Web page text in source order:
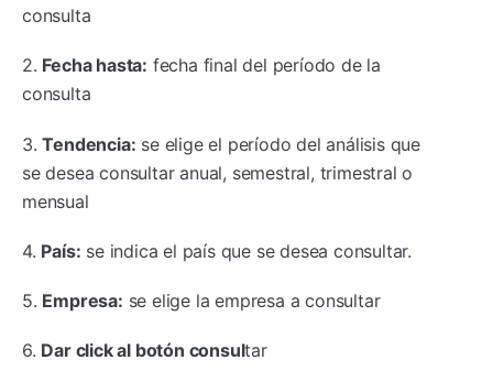
consulta
2. Fecha hasta: fecha final del período de la
consulta
3.Tendencia: se elige el período del análisis que
se desea consultar anual, semestral, trimestral o
mensual
4. País: se indica el país que se desea consultar.
5. Empresa: se elige la empresa a consultar
6. Dar click al botón consultar